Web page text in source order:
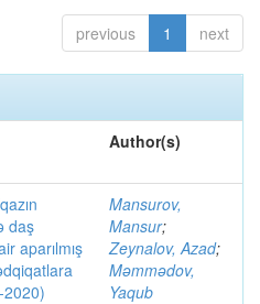
previous 1 next
Author(s)
daş
aparılmış
Mansurov,
Mansur;
Zeynalov, Azad;
Məmmədov,
Yaqub